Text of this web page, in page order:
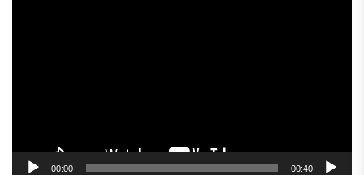
00:00 00:40